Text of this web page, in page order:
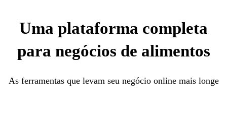
Uma plataforma completa
para negócios de alimentos
As ferramentas que levam seu negócio online mais longe